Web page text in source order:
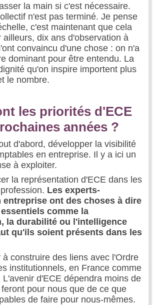
la main si c'est nécessaire.
n'est pas terminé. Je pense
c'est maintenant que cela
ailleurs, dix ans d'observation à
convaincu d'une chose : on n'a
dominant pour être entendu. La
qu'on inspire importent plus
le nombre.
les priorités d'ECE
années ?
d'abord, développer la visibilité
en entreprise. Il y a ici un
à exploiter.
la représentation d'ECE dans les
Les experts-
entreprise ont des choses à dire
comme la
la durabilité ou l'intelligence
qu'ils soient présents dans les
à construire des liens avec l'Ordre
institutionnels, en France comme
d'ECE dépendra moins de
pour nous que de ce que
de faire pour nous-mêmes.